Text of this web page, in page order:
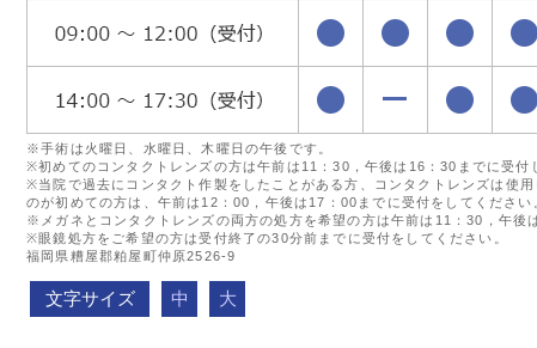
※手術は火曜日、水曜日、木曜日の午後です。
※初めてのコンタクトレンズの方は午前は11：30，午後は16：30までに受付
※当院で過去にコンタクト作製をしたことがある方、コンタクトレンズは使
のが初めての方は、午前は12：00，午後は17：00までに受付をしてください
※メガネとコンタクトレンズの両方の処方を希望の方は午前は11：30，午後
※眼鏡処方をご希望の方は受付終了の30分前までに受付をしてください。
福岡県糟屋郡粕屋町仲原2526-9
文字サイズ 中 大